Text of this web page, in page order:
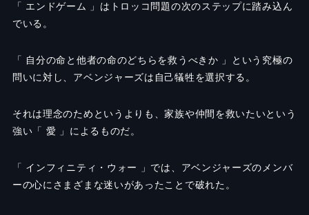
「 エンドゲーム 」はトロッコ問題の次のステップに踏み込ん
でいる。
「 自分の命と他者の命のどちらを救うべきか 」という究極の
問いに対し、アベンジャーズは自己犠牲を選択する。
それは理念のためというよりも、家族や仲間を救いたいという
強い「 愛 」によるものだ。
「 インフィニティ・ウォー 」では、アベンジャーズのメンバ
ーの心にさまざまな迷いがあったことで破れた。